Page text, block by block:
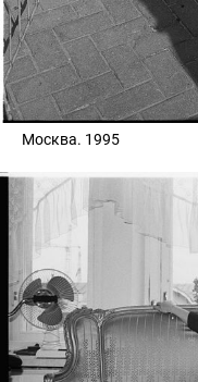
Москва. 1995